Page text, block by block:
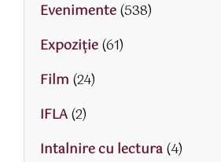
Evenimente(538)
Expoziție(61)
Film (24)
IFLA(2)
Intalnire cu lectura(4)